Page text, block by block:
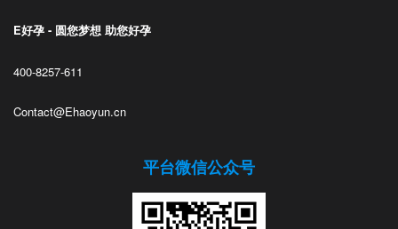
E好孕 - 圆您梦想 助您好孕
400-8257-611
Contact@Ehaoyun.cn
平台微信公众号